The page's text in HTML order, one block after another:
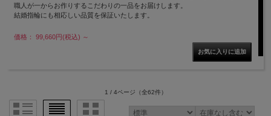
職人が一からお作りするこだわりの一品をお届けします。
結婚指輪にも相応しい品質を保証いたします。
価格： 99,660円(税込) ～
1 / 4ページ （全62件）